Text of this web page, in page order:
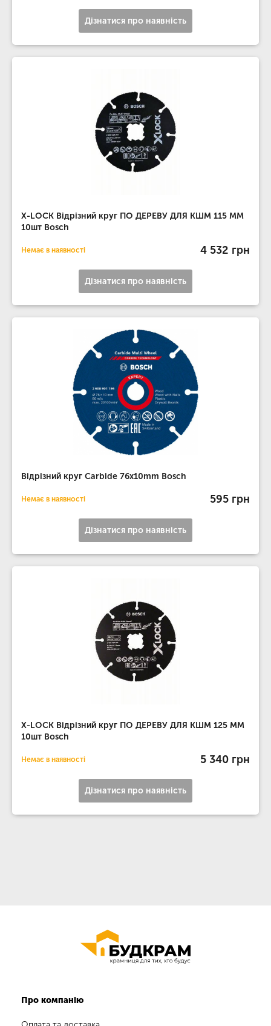
Дізнатися про наявність
X-LOCK Відрізний круг ПО ДЕРЕВУ ДЛЯ КШМ 115 ММ
10шт Bosch
Немає в наявності 4 532 грн
Дізнатися про наявність
Відрізний круг Carbide 76x10mm Bosch
Немає в наявності 595 грн
Дізнатися про наявність
X-LOCK Відрізний круг ПО ДЕРЕВУ ДЛЯ КШМ 125 ММ
10шт Bosch
Немає в наявності 5 340 грн
Дізнатися про наявність
Про компанію